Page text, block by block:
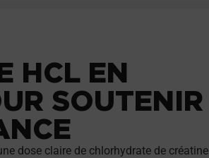
HCL EN
SOUTENIR
dose claire de chlorhydrate de créatine